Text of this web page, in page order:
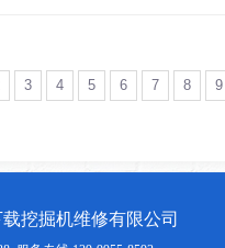
3 4 5 6 7 8 9
挖掘机维修有限公司